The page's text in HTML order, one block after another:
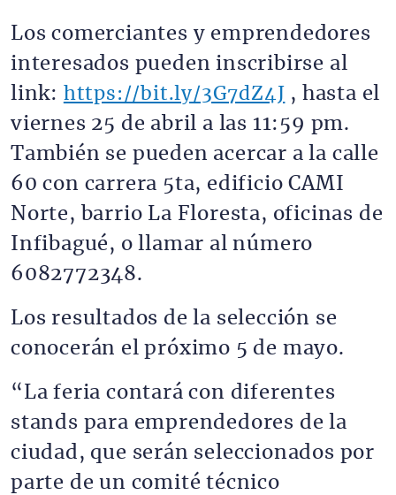
Los comerciantes y emprendedores
interesados pueden inscribirse al
link: https://bit.ly/3G7dZ4J
, hasta el
viernes 25 de abril a las 11:59 pm.
También se pueden acercar a la calle
60 con carrera 5ta, edificio CAMI
Norte, barrio La Floresta, oficinas de
Infibagué, o llamar al número
6082772348.
Los resultados de la selección se
conocerán el próximo 5 de mayo.
“La feria contará con diferentes
stands para emprendedores de la
ciudad, que serán seleccionados por
parte de un comité técnico